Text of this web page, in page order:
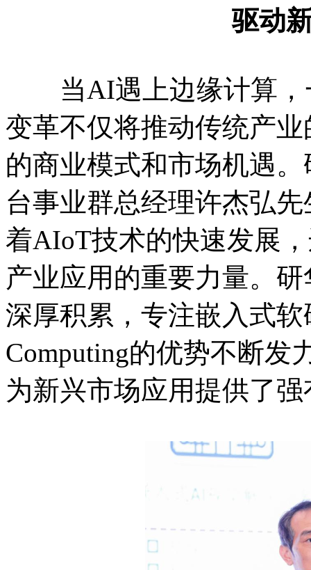
驱动新
当AI遇上边缘计算，
变革不仅将推动传统产
的商业模式和市场机遇
台事业群总经理许杰弘
着AIoT技术的快速发展
产业应用的重要力量。
深厚积累，专注嵌入式
Computing的优势不断发
为新兴市场应用提供了